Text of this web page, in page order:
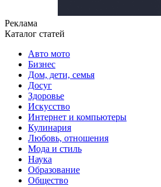
Реклама
Каталог статей
Авто мото
Бизнес
Дом, дети, семья
Досуг
Здоровье
Искусство
Интернет и компьютеры
Кулинария
Любовь, отношения
Мода и стиль
Наука
Образование
Общество